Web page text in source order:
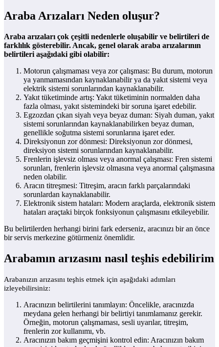
Araba Arızaları Neden oluşur?
Araba arızaları çok çeşitli nedenlerle oluşabilir ve belirtileri de
farklılık gösterebilir. Ancak, genel olarak araba arızalarının
belirtileri aşağıdaki gibi olabilir:
Motorun çalışmaması veya zor çalışması: Bu durum, motorun
ya yanmamasından kaynaklanabilir ya da yakıt sistemi veya
elektrik sistemi sorunlarından kaynaklanabilir.
Yakıt tüketiminde artış: Yakıt tüketiminin normalden daha
fazla olması, yakıt sistemindeki bir soruna işaret edebilir.
Egzozdan çıkan siyah veya beyaz duman: Siyah duman, yakıt
sistemi sorunlarından kaynaklanabilirken beyaz duman,
genellikle soğutma sistemi sorunlarına işaret eder.
Direksiyonun zor dönmesi: Direksiyonun zor dönmesi,
direksiyon sistemi sorunlarından kaynaklanabilir.
Frenlerin işlevsiz olması veya anormal çalışması: Fren sistemi
sorunları, frenlerin işlevsiz olmasına veya anormal çalışmasına
neden olabilir.
Aracın titreşmesi: Titreşim, aracın farklı parçalarındaki
sorunlardan kaynaklanabilir.
Elektronik sistem hataları: Modern araçlarda, elektronik sistem
hataları araçtaki birçok fonksiyonun çalışmasını etkileyebilir.
Bu belirtilerden herhangi birini fark ederseniz, aracınızı bir an önce
bir servis merkezine götürmeniz önemlidir.
Arabamın arızasını nasıl teşhis edebilirim
Arabanızın arızasını teşhis etmek için aşağıdaki adımları
izleyebilirsiniz:
Aracınızın belirtilerini tanımlayın: Öncelikle, aracınızda
meydana gelen herhangi bir belirtiyi tanımlamanız gerekir.
Örneğin, motorun çalışmaması, sesli uyarılar, titreşim,
frenlerin zor kullanımı, vb.
Aracınızın bakım geçmişini kontrol edin: Aracınızın bakım